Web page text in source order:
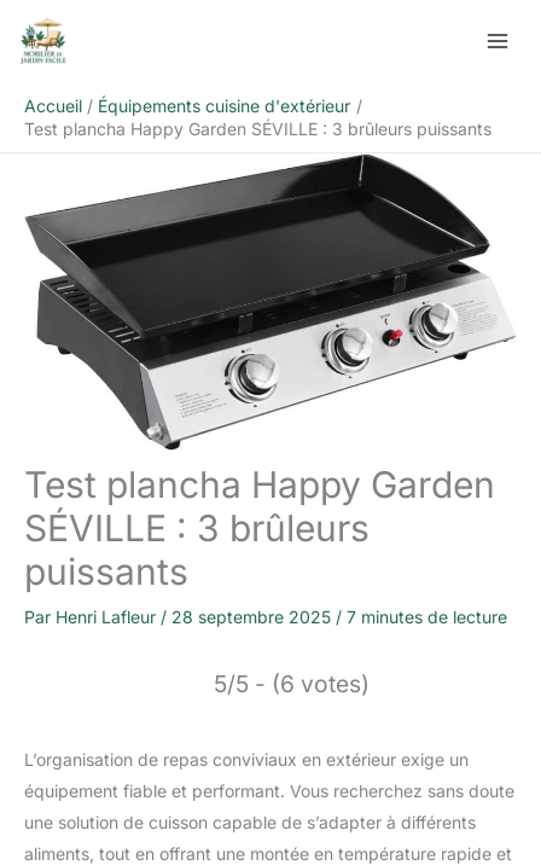
Accueil
Équipements cuisine d'extérieur
Test plancha Happy Garden SÉVILLE : 3 brûleurs puissants
Test plancha Happy Garden
SÉVILLE : 3 brûleurs
puissants
Par Henri Lafleur / 28 septembre 2025 / 7 minutes de lecture
5/5 - (6 votes)
L’organisation de repas conviviaux en extérieur exige un
équipement fiable et performant. Vous recherchez sans doute
une solution de cuisson capable de s’adapter à différents
aliments, tout en offrant une montée en température rapide et
Rechercher